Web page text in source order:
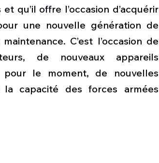
qu’il offre l’occasion d’acquérir
une nouvelle génération de
C’est l’occasion de
de nouveaux appareils
pour le moment, de nouvelles
capacité des forces armées